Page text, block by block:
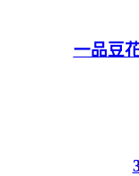
一品豆